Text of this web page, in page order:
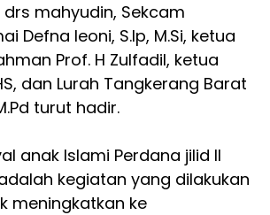
mahyudin, Sekcam
Defna leoni, S.Ip, M.Si, ketua
Prof. H Zulfadil, ketua
dan Lurah Tangkerang Barat
turut hadir.
anak Islami Perdana jilid II
kegiatan yang dilakukan
meningkatkan ke